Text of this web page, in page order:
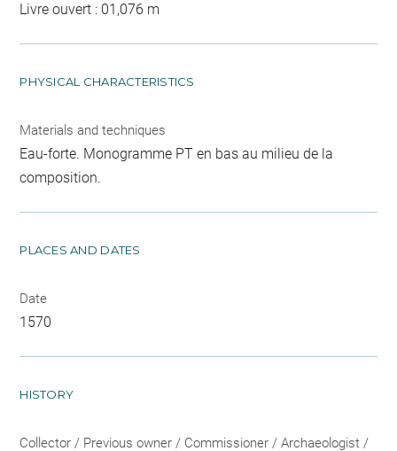
Livre ouvert : 01,076 m
PHYSICAL CHARACTERISTICS
Materials and techniques
Eau-forte. Monogramme PT en bas au milieu de la
composition.
PLACES AND DATES
Date
1570
HISTORY
Collector / Previous owner / Commissioner / Archaeologist /